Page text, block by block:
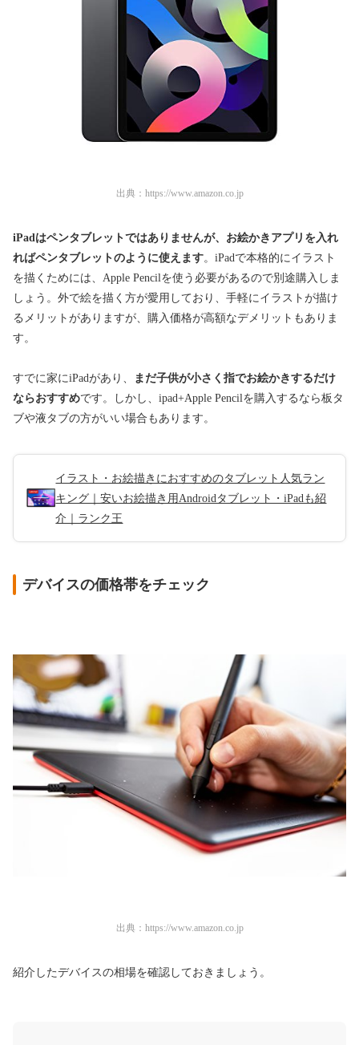
出典： https://www.amazon.co.jp
iPadはペンタブレットではありませんが、お絵かきアプリを入れ
ればペンタブレットのように使えます。iPadで本格的にイラスト
を描くためには、 Apple Pencilを使う必要があるので別途購入しま
しょう。外で絵を描く方が愛用しており、手軽にイラストが描け
るメリットがありますが、購入価格が高額なデメリットもありま
す。
すでに家にiPadがあり、
まだ子供が小さく指でお絵かきするだけ
ならおすすめです。しかし、ipad+Apple Pencilを購入するなら板タ
ブや液タブの方がいい場合もあります。
イラスト・お絵描きにおすすめのタブレット人気ラン
キング｜安いお絵描き用Androidタブレット・iPadも紹
介｜ランク王
デバイスの価格帯をチェック
出典： https://www.amazon.co.jp
紹介したデバイスの相場を確認しておきましょう。